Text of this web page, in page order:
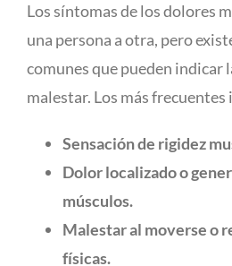
Los síntomas de los dolores
una persona a otra, pero
comunes que pueden indicar
malestar. Los más frecuentes
Sensación de rigidez
Dolor localizado o
músculos.
Malestar al moverse o
físicas.